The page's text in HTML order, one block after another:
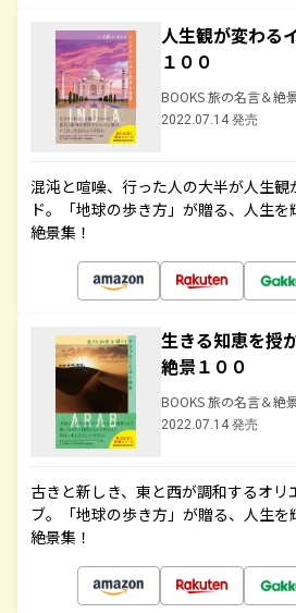
人生観が変わる
１００
BOOKS 旅の名言＆絶
2022.07.14 発売
混沌と喧噪、行った人の大半が人生観
ド。「地球の歩き方」が贈る、人生
絶景集！
生きる知恵を授
絶景１００
BOOKS 旅の名言＆絶
2022.07.14 発売
古きと新しき、東と西が調和するオリ
ブ。「地球の歩き方」が贈る、人生
絶景集！